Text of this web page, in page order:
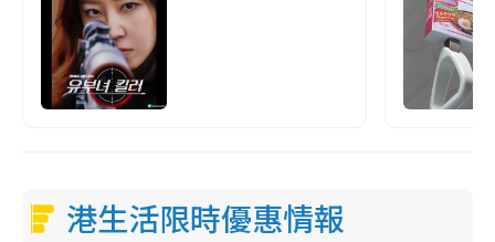
港生活限時優惠情報